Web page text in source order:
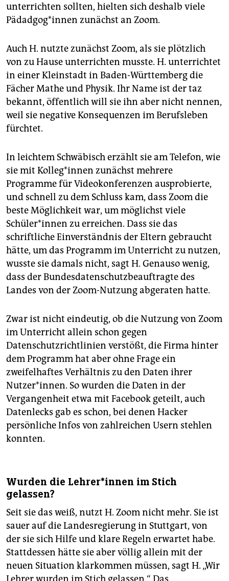
unterrichten sollten, hielten sich deshalb viele
Pädadgog*innen zunächst an Zoom.
Auch H. nutzte zunächst Zoom, als sie plötzlich
von zu Hause unterrichten musste. H. unterrichtet
in einer Kleinstadt in Baden-Württemberg die
Fächer Mathe und Physik. Ihr Name ist der taz
bekannt, öffentlich will sie ihn aber nicht nennen,
weil sie negative Konsequenzen im Berufsleben
fürchtet.
In leichtem Schwäbisch erzählt sie am Telefon, wie
sie mit Kolleg*innen zunächst mehrere
Programme für Videokonferenzen ausprobierte,
und schnell zu dem Schluss kam, dass Zoom die
beste Möglichkeit war, um möglichst viele
Schüler*innen zu erreichen. Dass sie das
schriftliche Einverständnis der Eltern gebraucht
hätte, um das Programm im Unterricht zu nutzen,
wusste sie damals nicht, sagt H. Genauso wenig,
dass der Bundesdatenschutzbeauftragte des
Landes von der Zoom-Nutzung abgeraten hatte.
Zwar ist nicht eindeutig, ob die Nutzung von Zoom
im Unterricht allein schon gegen
Datenschutzrichtlinien verstößt, die Firma hinter
dem Programm hat aber ohne Frage ein
zweifelhaftes Verhältnis zu den Daten ihrer
Nutzer*innen. So wurden die Daten in der
Vergangenheit etwa mit Facebook geteilt, auch
Datenlecks gab es schon, bei denen Hacker
persönliche Infos von zahlreichen Usern stehlen
konnten.
Wurden die Lehrer*innen im Stich
gelassen?
Seit sie das weiß, nutzt H. Zoom nicht mehr. Sie ist
sauer auf die Landesregierung in Stuttgart, von
der sie sich Hilfe und klare Regeln erwartet habe.
Stattdessen hätte sie aber völlig allein mit der
neuen Situation klarkommen müssen, sagt H. „Wir